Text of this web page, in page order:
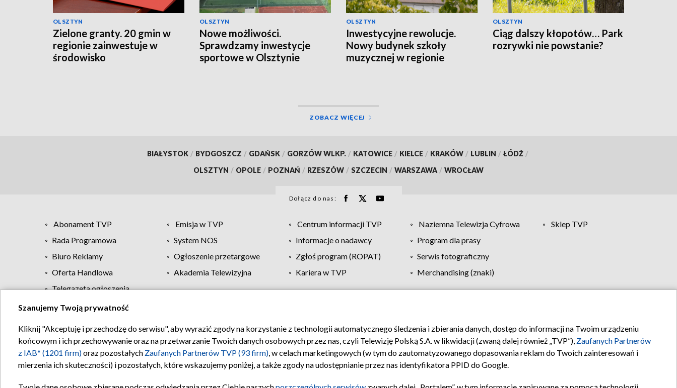
OLSZTYN
Zielone granty. 20 gmin w
regionie zainwestuje w
środowisko
OLSZTYN
Nowe możliwości.
Sprawdzamy inwestycje
sportowe w Olsztynie
OLSZTYN
Inwestycyjne rewolucje.
Nowy budynek szkoły
muzycznej w regionie
OLSZTYN
Ciąg dalszy kłopotów… Park
rozrywki nie powstanie?
ZOBACZ WIĘCEJ
BIAŁYSTOK / BYDGOSZCZ / GDAŃSK / GORZÓW WLKP. / KATOWICE / KIELCE / KRAKÓW / LUBLIN / ŁÓDŹ /
OLSZTYN / OPOLE / POZNAŃ / RZESZÓW / SZCZECIN / WARSZAWA / WROCŁAW
Dołącz do nas:
Abonament TVP Emisja w TVP Centrum informacji TVP Naziemna Telewizja Cyfrowa
Sklep TVP
Rada Programowa
System NOS Informacje o nadawcy
Program dla prasy
Biuro Reklamy
Ogłoszenie przetargowe Zgłoś program (ROPAT)
Serwis fotograficzny
Oferta Handlowa
Akademia Telewizyjna Kariera w TVP
Merchandising (znaki)
Telegazeta ogłoszenia
Regulamin TVP Polityka prywatności Moje zgody Pomoc Biuro reklamy Kontakt
Szanujemy Twoją prywatność
Kliknij "Akceptuję i przechodzę do serwisu", aby wyrazić zgody na korzystanie z technologii automatycznego śledzenia i zbierania danych, dostęp do informacji na Twoim urządzeniu
końcowym i ich przechowywanie oraz na przetwarzanie Twoich danych osobowych przez nas, czyli Telewizję Polską S.A. w likwidacji (zwaną dalej również „TVP”), Zaufanych Partnerów
z IAB* (1201 firm)oraz pozostałych Zaufanych Partnerów TVP (93 firm), w celach marketingowych (w tym do zautomatyzowanego dopasowania reklam do Twoich zainteresowań i
mierzenia ich skuteczności) i pozostałych, które wskazujemy poniżej, a także zgody na udostępnianie przez nas identyfikatora PPID do Google.